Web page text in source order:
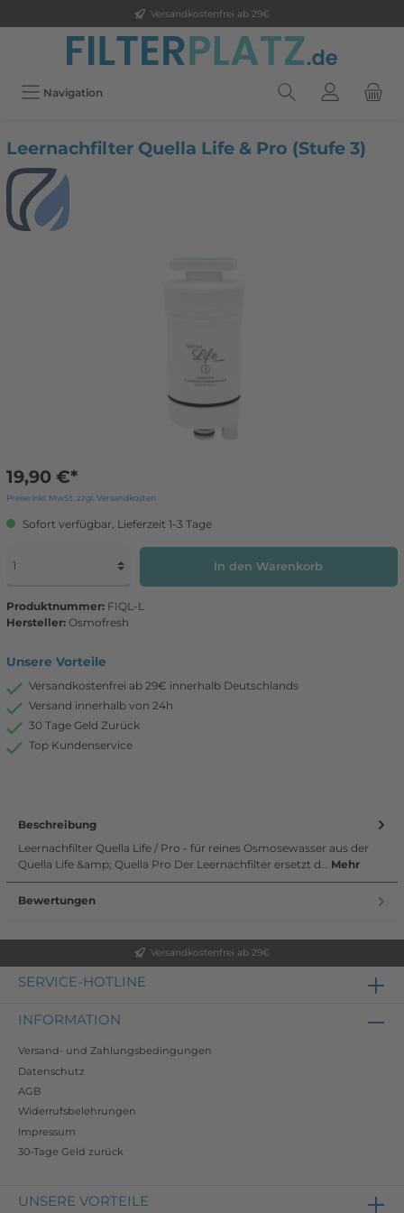
Versandkostenfrei ab 29€
Navigation
Leernachfilter Quella Life & Pro (Stufe 3)
19,90 €*
Preise inkl. MwSt. zzgl. Versandkosten
Sofort verfügbar, Lieferzeit 1-3 Tage
In den Warenkorb
Produktnummer: FIQL-L
Hersteller: Osmofresh
Unsere Vorteile
Versandkostenfrei ab 29€ innerhalb Deutschlands
Versand innerhalb von 24h
30 Tage Geld Zurück
Top Kundenservice
Beschreibung
Leernachfilter Quella Life / Pro - für reines Osmosewasser aus der
Quella Life &amp; Quella Pro Der Leernachfilter ersetzt d… Mehr
Bewertungen
Versandkostenfrei ab 29€
SERVICE-HOTLINE
INFORMATION
Versand- und Zahlungsbedingungen
Datenschutz
AGB
Widerrufsbelehrungen
Impressum
30-Tage Geld zurück
UNSERE VORTEILE